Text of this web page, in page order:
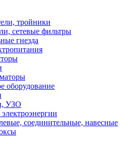
тройники
сетевые фильтры
гнезда
оборудование
УЗО
соединительные, навесные